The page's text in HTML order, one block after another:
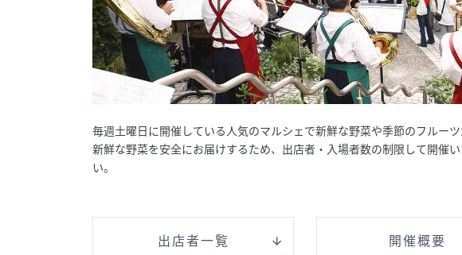
毎週土曜日に開催している人気のマルシェで新鮮な野菜や季節のフルーツ
新鮮な野菜を安全にお届けするため、出店者・入場者数の制限して開催
い。
出店者一覧 開催概要